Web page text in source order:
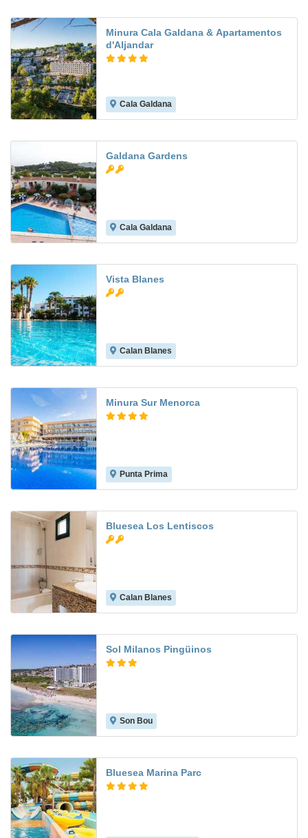
Minura Cala Galdana & Apartamentos
d'Aljandar
Cala Galdana
Galdana Gardens
Cala Galdana
Vista Blanes
Calan Blanes
Minura Sur Menorca
Punta Prima
Bluesea Los Lentiscos
Calan Blanes
Sol Milanos Pingüinos
Son Bou
Bluesea Marina Parc